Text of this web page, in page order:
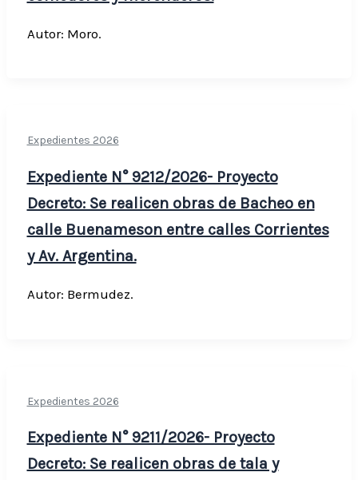
Autor: Moro.
Expedientes 2026
Expediente N° 9212/2026- Proyecto
Decreto: Se realicen obras de Bacheo en
calle Buenameson entre calles Corrientes
y Av. Argentina.
Autor: Bermudez.
Expedientes 2026
Expediente N° 9211/2026- Proyecto
Decreto: Se realicen obras de tala y